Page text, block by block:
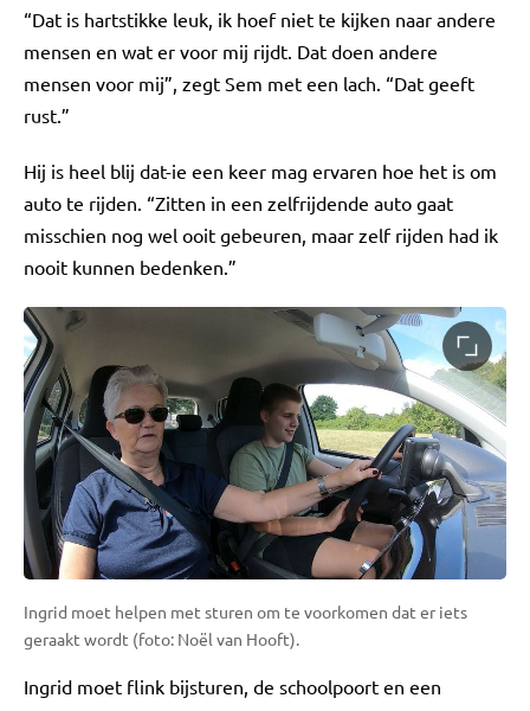
“Dat is hartstikke leuk, ik hoef niet te kijken naar andere
mensen en wat er voor mij rijdt. Dat doen andere
mensen voor mij”, zegt Sem met een lach. “Dat geeft
rust.”
Hij is heel blij dat-ie een keer mag ervaren hoe het is om
auto te rijden. “Zitten in een zelfrijdende auto gaat
misschien nog wel ooit gebeuren, maar zelf rijden had ik
nooit kunnen bedenken.”
Ingrid moet helpen met sturen om te voorkomen dat er iets
geraakt wordt (foto: Noël van Hooft).
Ingrid moet flink bijsturen, de schoolpoort en een